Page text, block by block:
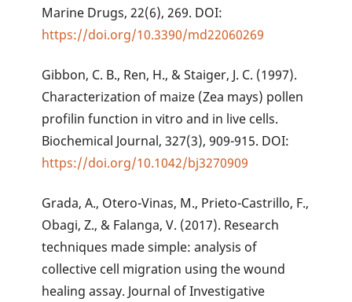
Marine Drugs, 22(6), 269. DOI:
https://doi.org/10.3390/md22060269
Gibbon, C. B., Ren, H., & Staiger, J. C. (1997).
Characterization of maize (Zea mays) pollen
profilin function in vitro and in live cells.
Biochemical Journal, 327(3), 909-915. DOI:
https://doi.org/10.1042/bj3270909
Grada, A., Otero-Vinas, M., Prieto-Castrillo, F.,
Obagi, Z., & Falanga, V. (2017). Research
techniques made simple: analysis of
collective cell migration using the wound
healing assay. Journal of Investigative